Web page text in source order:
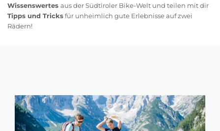
Wissenswertes aus der Südtiroler Bike-Welt und teilen mit dir
Tipps und Tricksfür unheimlich gute Erlebnisse auf zwei
Rädern!